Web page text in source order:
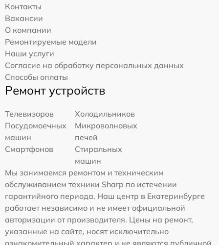
Контакты
Вакансии
О компании
Ремонтируемые модели
Наши услуги
Согласие на обработку персональных данных
Способы оплаты
Ремонт устройств
Телевизоров
Холодильников
Посудомоечных
машин
Микроволновых
печей
Смартфонов
Стиральных
машин
Мы занимаемся ремонтом и техническим
обслуживанием техники Sharp по истечении
гарантийного периода. Наш центр в Екатеринбурге
работает независимо и не имеет официальной
авторизации от производителя. Цены на ремонт,
указанные на сайте, носят исключительно
ознакомительный характер и не являются публичной